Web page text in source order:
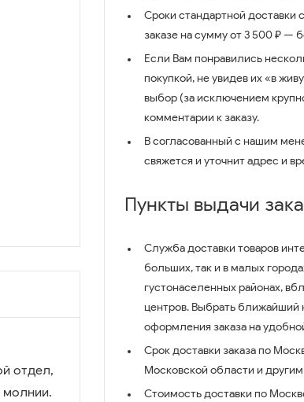
отдел,
молнии.
Сроки стандартной доставки
заказе на сумму от 3 500 ₽ —
Если Вам понравились
покупкой, не увидев их «в
выбор (за исключением
комментарии к заказу.
В согласованный с нашим
свяжется и уточнит адрес и
Пункты выдачи
Служба доставки товаров
больших, так и в малых
густонаселенных районах,
центров. Выбрать ближайший
оформления заказа на
Срок доставки заказа по
Московской области и
Стоимость доставки по